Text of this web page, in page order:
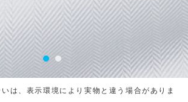
は、表示環境により実物と違う場合がありま